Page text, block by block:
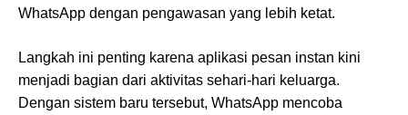
WhatsApp dengan pengawasan yang lebih ketat.
Langkah ini penting karena aplikasi pesan instan kini
menjadi bagian dari aktivitas sehari-hari keluarga.
Dengan sistem baru tersebut, WhatsApp mencoba